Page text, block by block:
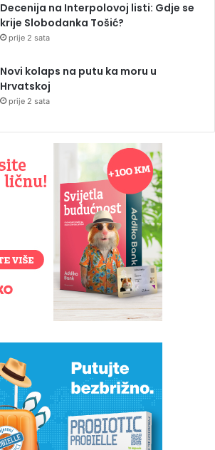
Decenija na Interpolovoj listi: Gdje se
krije Slobodanka Tošić?
prije 2 sata
Novi kolaps na putu ka moru u
Hrvatskoj
prije 2 sata